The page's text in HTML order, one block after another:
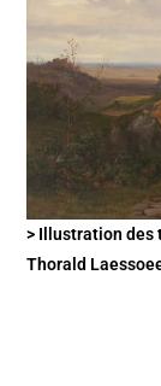
> Illustration des
Thorald